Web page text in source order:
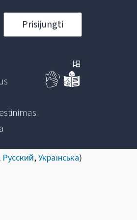
Prisijungti
Русский,Українська)